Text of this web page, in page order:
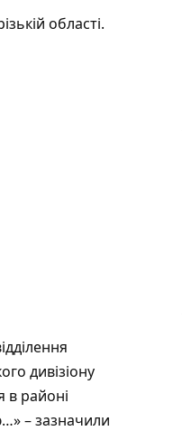
області.
дивізіону
в районі
– зазначили